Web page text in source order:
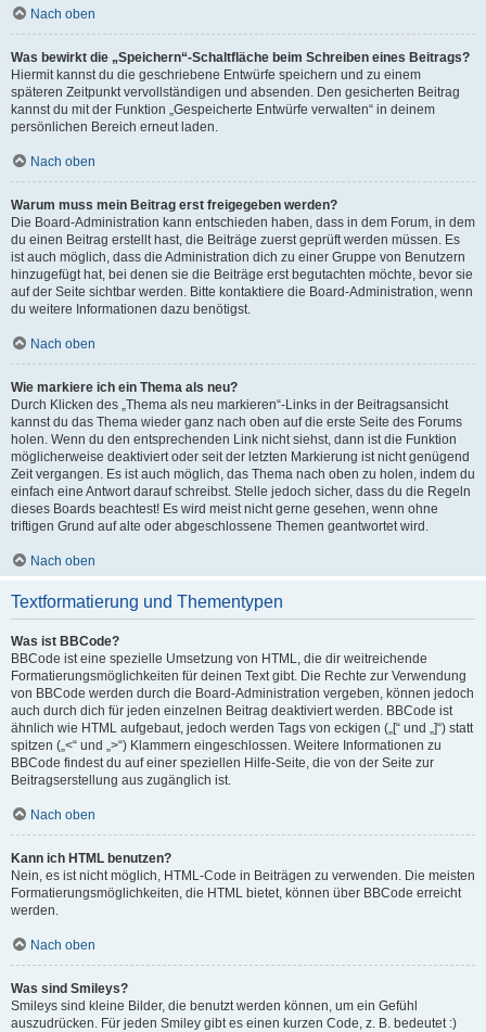
Nach oben
Was bewirkt die „Speichern“-Schaltfläche beim Schreiben eines Beitrags?
Hiermit kannst du die geschriebene Entwürfe speichern und zu einem
späteren Zeitpunkt vervollständigen und absenden. Den gesicherten Beitrag
kannst du mit der Funktion „Gespeicherte Entwürfe verwalten“ in deinem
persönlichen Bereich erneut laden.
Nach oben
Warum muss mein Beitrag erst freigegeben werden?
Die Board-Administration kann entschieden haben, dass in dem Forum, in dem
du einen Beitrag erstellt hast, die Beiträge zuerst geprüft werden müssen. Es
ist auch möglich, dass die Administration dich zu einer Gruppe von Benutzern
hinzugefügt hat, bei denen sie die Beiträge erst begutachten möchte, bevor sie
auf der Seite sichtbar werden. Bitte kontaktiere die Board-Administration, wenn
du weitere Informationen dazu benötigst.
Nach oben
Wie markiere ich ein Thema als neu?
Durch Klicken des „Thema als neu markieren“-Links in der Beitragsansicht
kannst du das Thema wieder ganz nach oben auf die erste Seite des Forums
holen. Wenn du den entsprechenden Link nicht siehst, dann ist die Funktion
möglicherweise deaktiviert oder seit der letzten Markierung ist nicht genügend
Zeit vergangen. Es ist auch möglich, das Thema nach oben zu holen, indem du
einfach eine Antwort darauf schreibst. Stelle jedoch sicher, dass du die Regeln
dieses Boards beachtest! Es wird meist nicht gerne gesehen, wenn ohne
triftigen Grund auf alte oder abgeschlossene Themen geantwortet wird.
Nach oben
Textformatierung und Thementypen
Was ist BBCode?
BBCode ist eine spezielle Umsetzung von HTML, die dir weitreichende
Formatierungsmöglichkeiten für deinen Text gibt. Die Rechte zur Verwendung
von BBCode werden durch die Board-Administration vergeben, können jedoch
auch durch dich für jeden einzelnen Beitrag deaktiviert werden. BBCode ist
ähnlich wie HTML aufgebaut, jedoch werden Tags von eckigen („[“ und „]“) statt
spitzen („<“ und „>“) Klammern eingeschlossen. Weitere Informationen zu
BBCode findest du auf einer speziellen Hilfe-Seite, die von der Seite zur
Beitragserstellung aus zugänglich ist.
Nach oben
Kann ich HTML benutzen?
Nein, es ist nicht möglich, HTML-Code in Beiträgen zu verwenden. Die meisten
Formatierungsmöglichkeiten, die HTML bietet, können über BBCode erreicht
werden.
Nach oben
Was sind Smileys?
Smileys sind kleine Bilder, die benutzt werden können, um ein Gefühl
auszudrücken. Für jeden Smiley gibt es einen kurzen Code, z. B. bedeutet :)